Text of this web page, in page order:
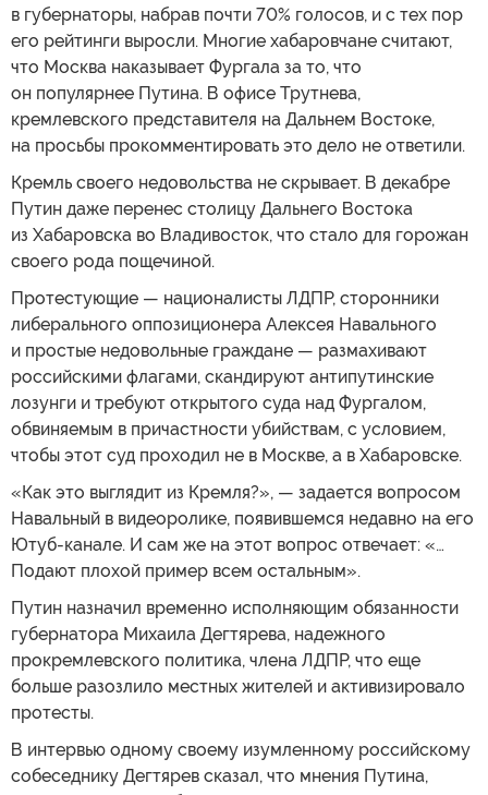
в губернаторы, набрав почти 70% голосов, и с тех пор
его рейтинги выросли. Многие хабаровчане считают,
что Москва наказывает Фургала за то, что
он популярнее Путина. В офисе Трутнева,
кремлевского представителя на Дальнем Востоке,
на просьбы прокомментировать это дело не ответили.
Кремль своего недовольства не скрывает. В декабре
Путин даже перенес столицу Дальнего Востока
из Хабаровска во Владивосток, что стало для горожан
своего рода пощечиной.
Протестующие — националисты ЛДПР, сторонники
либерального оппозиционера Алексея Навального
и простые недовольные граждане — размахивают
российскими флагами, скандируют антипутинские
лозунги и требуют открытого суда над Фургалом,
обвиняемым в причастности убийствам, с условием,
чтобы этот суд проходил не в Москве, а в Хабаровске.
«Как это выглядит из Кремля?», — задается вопросом
Навальный в видеоролике, появившемся недавно на его
Ютуб-канале. И сам же на этот вопрос отвечает: «…
Подают плохой пример всем остальным».
Путин назначил временно исполняющим обязанности
губернатора Михаила Дегтярева, надежного
прокремлевского политика, члена ЛДПР, что еще
больше разозлило местных жителей и активизировало
протесты.
В интервью одному своему изумленному российскому
собеседнику Дегтярев сказал, что мнения Путина,